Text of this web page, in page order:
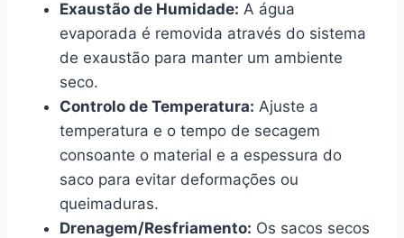
Exaustão de Humidade: A água
evaporada é removida através do sistema
de exaustão para manter um ambiente
seco.
Controlo de Temperatura: Ajuste a
temperatura e o tempo de secagem
consoante o material e a espessura do
saco para evitar deformações ou
queimaduras.
Drenagem/Resfriamento: Os sacos secos